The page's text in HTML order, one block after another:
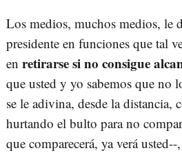
Los medios, muchos medios, le
presidente en funciones que tal
en retirarse si no consigue
que usted y yo sabemos que no
se le adivina, desde la distancia,
hurtando el bulto para no
que comparecerá, ya verá